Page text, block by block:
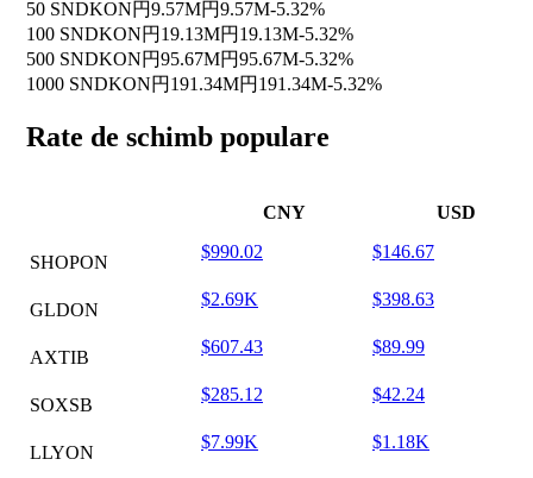
50 SNDKON円9.57M円9.57M-5.32%
100 SNDKON円19.13M円19.13M-5.32%
500 SNDKON円95.67M円95.67M-5.32%
1000 SNDKON円191.34M円191.34M-5.32%
Rate de schimb populare
CNY USD
SHOPON
$990.02 $146.67
GLDON
$2.69K $398.63
AXTIB
$607.43 $89.99
SOXSB
$285.12 $42.24
LLYON
$7.99K $1.18K